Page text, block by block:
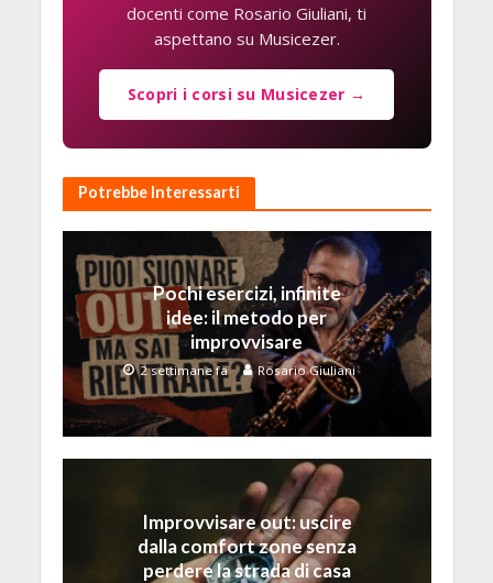
docenti come Rosario Giuliani, ti
aspettano su Musicezer.
Scopri i corsi su Musicezer →
Potrebbe Interessarti
Pochi esercizi, infinite
idee: il metodo per
improvvisare
2 settimane fa Rosario Giuliani
Improvvisare out: uscire
dalla comfort zone senza
perdere la strada di casa